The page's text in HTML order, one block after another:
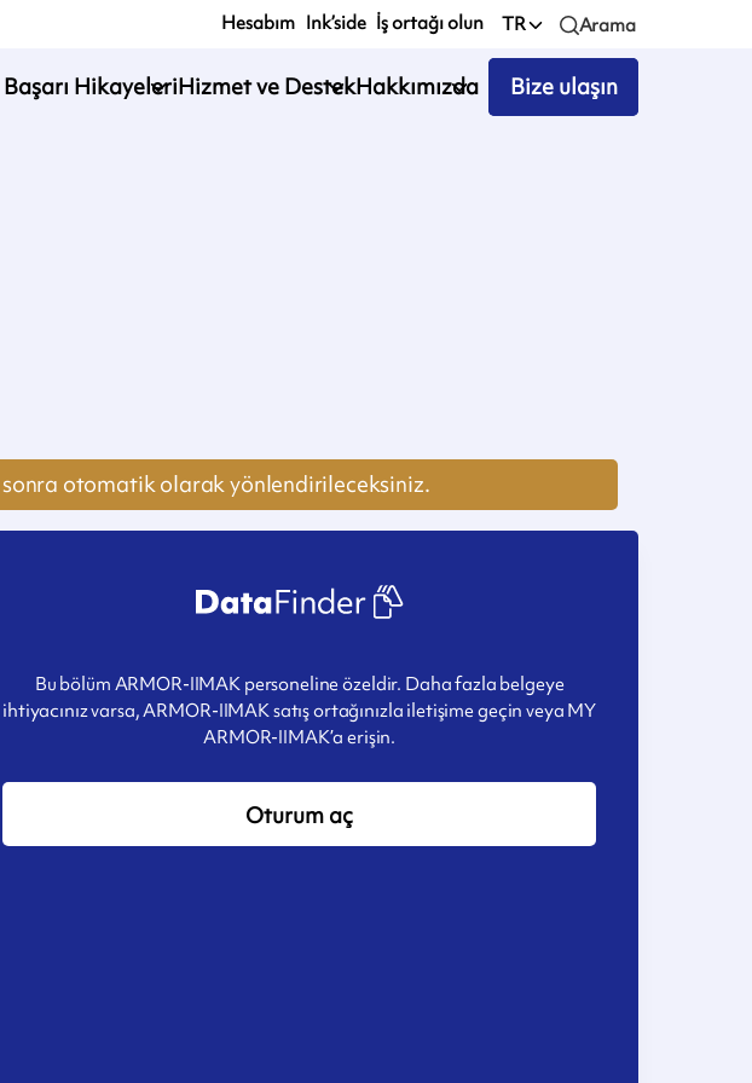
Hesabım Ink’side İş ortağı olun TR Arama
HikayeleriHizmet ve DestekHakkımızda Bize ulaşın
otomatik olarak yönlendirileceksiniz.
Bu bölüm ARMOR-IIMAK personeline özeldir. Daha fazla belgeye
ihtiyacınız varsa, ARMOR-IIMAK satış ortağınızla iletişime geçin veya MY
ARMOR-IIMAK’a erişin.
Oturum aç